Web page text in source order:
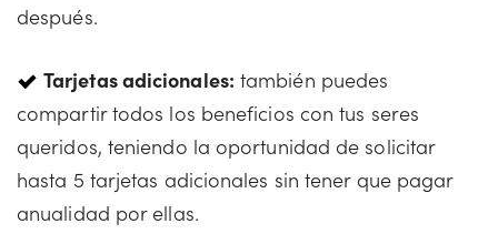
después.
Tarjetas adicionales: también puedes
compartir todos los beneficios con tus seres
queridos, teniendo la oportunidad de solicitar
hasta 5 tarjetas adicionales sin tener que pagar
anualidad por ellas.